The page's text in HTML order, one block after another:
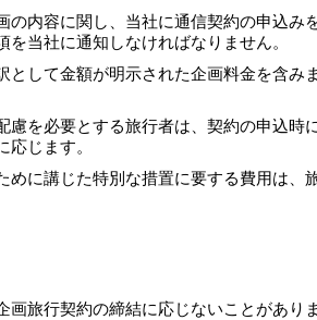
の内容に関し、当社に通信契約の申込み
当社に通知しなければなりません。
として金額が明示された企画料金を含み
を必要とする旅行者は、契約の申込時
じます。
に講じた特別な措置に要する費用は、
旅行契約の締結に応じないことがありま